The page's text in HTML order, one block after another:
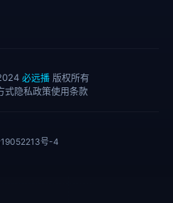
必远播 版权所有
式隐私政策使用条款
号-4